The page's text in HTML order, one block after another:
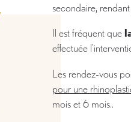
secondaire,
Il est fréquent que
effectuée
Les rendez-vous
pour une
mois et 6 mois..